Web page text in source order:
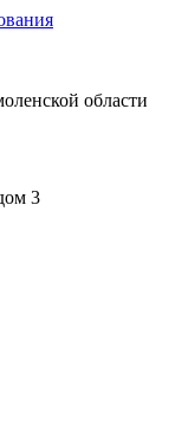
области
3